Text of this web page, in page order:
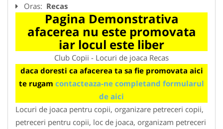
Oras: Recas
Pagina Demonstrativa
afacerea nu este promovata
iar locul este liber
Club Copii - Locuri de joaca Recas
daca doresti ca afacerea ta sa fie promovata aici
te rugam contacteaza-ne completand formularul
de aici
Locuri de joaca pentru copii, organizare petreceri copii,
petreceri pentru copii, loc de joaca, organizam petreceri